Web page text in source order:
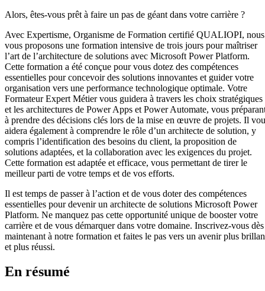
Alors, êtes-vous prêt à faire un pas de géant dans votre carrière ?
Avec Expertisme, Organisme de Formation certifié QUALIOPI, nous
vous proposons une formation intensive de trois jours pour maîtriser
l’art de l’architecture de solutions avec Microsoft Power Platform.
Cette formation a été conçue pour vous dotez des compétences
essentielles pour concevoir des solutions innovantes et guider votre
organisation vers une performance technologique optimale. Votre
Formateur Expert Métier vous guidera à travers les choix stratégiques
et les architectures de Power Apps et Power Automate, vous
à prendre des décisions clés lors de la mise en œuvre de projets. Il
aidera également à comprendre le rôle d’un architecte de solution, y
compris l’identification des besoins du client, la proposition de
solutions adaptées, et la collaboration avec les exigences du projet.
Cette formation est adaptée et efficace, vous permettant de tirer le
meilleur parti de votre temps et de vos efforts.
Il est temps de passer à l’action et de vous doter des compétences
essentielles pour devenir un architecte de solutions Microsoft Power
Platform. Ne manquez pas cette opportunité unique de booster votre
carrière et de vous démarquer dans votre domaine. Inscrivez-vous dès
maintenant à notre formation et faites le pas vers un avenir plus
et plus réussi.
En résumé